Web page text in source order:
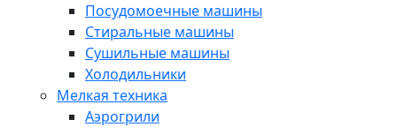
Посудомоечные машины
Стиральные машины
Сушильные машины
Холодильники
Мелкая техника
Аэрогрили